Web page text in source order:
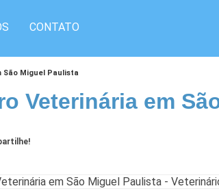
CONTATO
Miguel Paulista
Veterinária em